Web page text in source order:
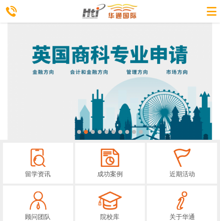
留学资讯 成功案例 近期活动
顾问团队 院校库 关于华通